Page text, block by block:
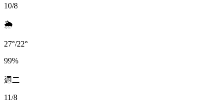
10/8
🌦️
27°/22°
99%
週二
11/8